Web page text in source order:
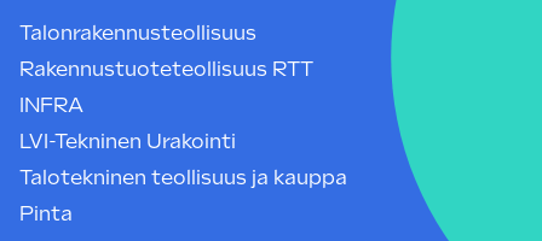
Talonrakennusteollisuus
Rakennustuoteteollisuus RTT
INFRA
LVI-Tekninen Urakointi
Talotekninen teollisuus ja kauppa
Pinta